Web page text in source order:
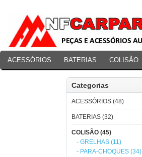
ACESSÓRIOS BATERIAS COLISÃO
Categorias
ACESSÓRIOS (48)
BATERIAS (32)
COLISÃO (45)
- GRELHAS (11)
- PARA-CHOQUES (34)